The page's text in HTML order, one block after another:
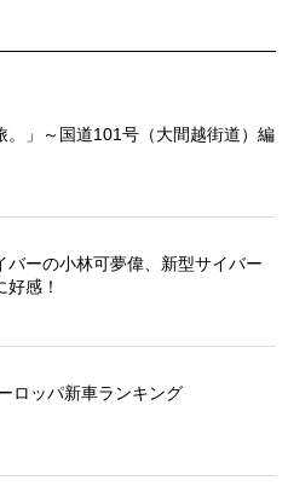
。」～国道101号（大間越街道）編
バーの小林可夢偉、新型サイバー
感！
ロッパ新車ランキング